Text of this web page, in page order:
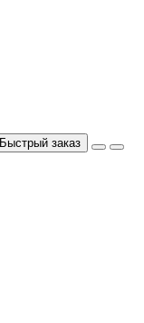
Быстрый заказ